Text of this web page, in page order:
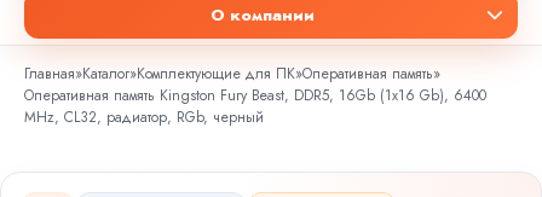
О компании
Главная»Каталог»Комплектующие для ПК»Оперативная память»
Оперативная память Kingston Fury Beast, DDR5, 16Gb (1x16 Gb), 6400
MHz, CL32, радиатор, RGb, черный